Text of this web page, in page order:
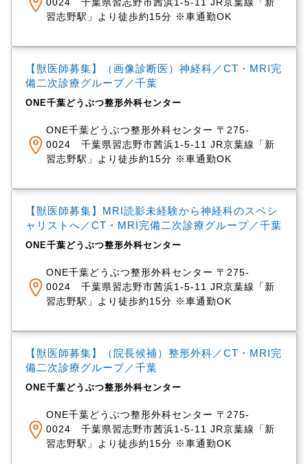
習志野駅」より徒歩約15分 ※車通勤OK
【獣医師募集】（画像診断医）神経科／CT・MRI完
備二次診療グループ／千葉
ONE千葉どうぶつ整形外科センター
ONE千葉どうぶつ整形外科センター 〒275-
0024 千葉県習志野市茜浜1-5-11 JR京葉線「新
習志野駅」より徒歩約15分 ※車通勤OK
【獣医師募集】MRI読影未経験から神経科のスペシ
ャリストへ／CT・MRI完備二次診療グループ／千葉
ONE千葉どうぶつ整形外科センター
ONE千葉どうぶつ整形外科センター 〒275-
0024 千葉県習志野市茜浜1-5-11 JR京葉線「新
習志野駅」より徒歩約15分 ※車通勤OK
【獣医師募集】（院長候補）整形外科／CT・MRI完
備二次診療グループ／千葉
ONE千葉どうぶつ整形外科センター
ONE千葉どうぶつ整形外科センター 〒275-
0024 千葉県習志野市茜浜1-5-11 JR京葉線「新
習志野駅」より徒歩約15分 ※車通勤OK